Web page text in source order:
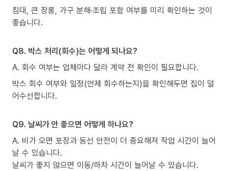
침대, 큰 장롱, 가구 분해·조립 포함 여부를 미리 확인하는 것이
좋습니다.
Q8. 박스 처리(회수)는 어떻게 되나요?
A. 회수 여부는 업체마다 달라 계약 전 확인이 필요합니다.
박스 회수 여부와 일정(언제 회수하는지)을 확인해두면 집이 덜
어수선합니다.
Q9. 날씨가 안 좋으면 어떻게 하나요?
A. 비가 오면 포장과 동선 안전이 더 중요해져 작업 시간이 늘어
날 수 있습니다.
날씨가 좋지 않으면 이동/하차 시간이 늘어날 수 있습니다.